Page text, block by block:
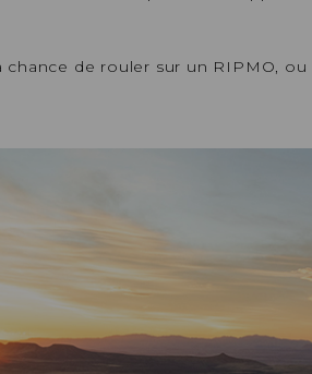
chance de rouler sur un RIPMO,